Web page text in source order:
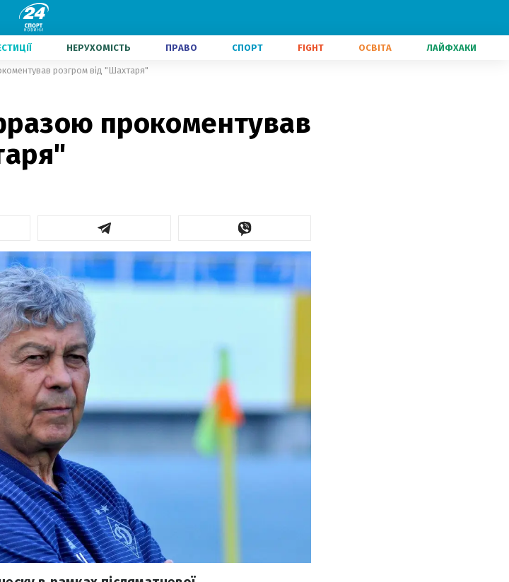
НЕРУХОМІСТЬ ПРАВО СПОРТ FIGHT ОСВІТА ЛАЙФХАКИ
розгром від "Шахтаря"
прокоментував